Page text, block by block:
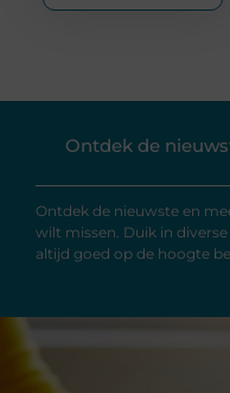
Ontdek de
Ontdek de nieuwste en
wilt missen. Duik in
altijd goed op de hoogte